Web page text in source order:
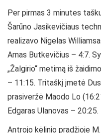
Per pirmas 3 minutes
Šarūno Jasikevičiaus
realizavo Nigelas
Arnas Butkevičius – 4:7.
„Žalgirio“ metimą iš
– 11:15. Tritaškį įmetė
prasiveržė Maodo Lo
Edgaras Ulanovas – 20:25.
Antrojo kėlinio pradžioje